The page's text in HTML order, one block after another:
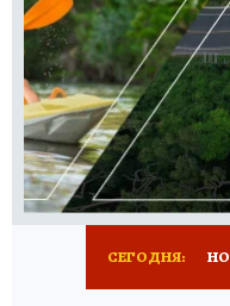
ПРЕСС-
РАДИО КП
СЕГОДНЯ: